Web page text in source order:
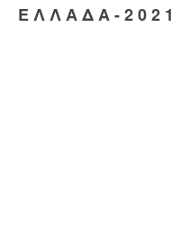
Ε Λ Λ Α Δ Α - 2 0 2 1